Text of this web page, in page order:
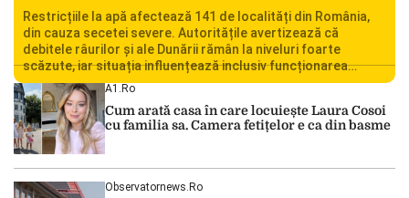
Restricțiile la apă afectează 141 de localități din România,
din cauza secetei severe. Autoritățile avertizează că
debitele râurilor și ale Dunării rămân la niveluri foarte
scăzute, iar situația influențează inclusiv funcționarea
Centralei Nucleare de la Cernavodă. România se confruntă
cu una dintre cele mai dificile perioade din punct de vedere
hidrologic din ultimii ani. Lipsa […]
A1.ro
Cum arată casa în care locuiește Laura Cosoi
cu familia sa. Camera fetițelor e ca din basme
Observatornews.ro